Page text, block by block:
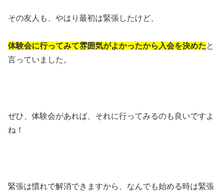
その友人も、やはり最初は緊張したけど、
体験会に行ってみて雰囲気がよかったから入会を決めたと
言っていました。
ぜひ、体験会があれば、それに行ってみるのも良いですよ
ね！
緊張は慣れで解消できますから、なんでも始める時は緊張